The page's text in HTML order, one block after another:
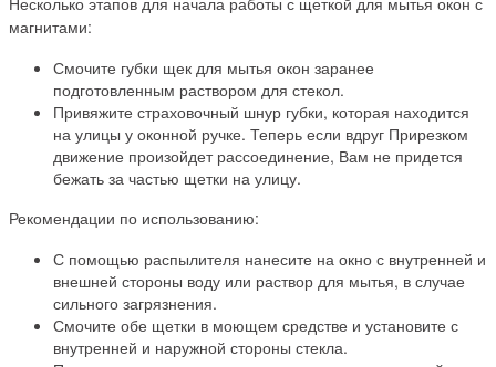
магнитами:
Смочите губки щек для мытья окон заранее
подготовленным раствором для стекол.
Привяжите страховочный шнур губки, которая находится
на улицы у оконной ручке. Теперь если вдруг Прирезком
движение произойдет рассоединение, Вам не придется
бежать за частью щетки на улицу.
Рекомендации по использованию:
С помощью распылителя нанесите на окно с внутренней и
внешней стороны воду или раствор для мытья, в случае
сильного загрязнения.
Смочите обе щетки в моющем средстве и установите с
внутренней и наружной стороны стекла.